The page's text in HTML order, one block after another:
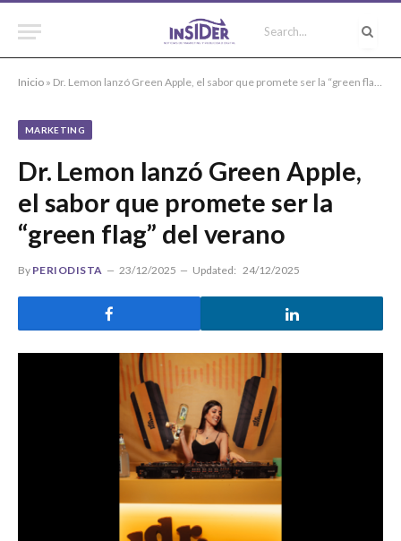
Inicio » Dr. Lemon lanzó Green Apple, el sabor que promete ser la “green flag” del verano
MARKETING
Dr. Lemon lanzó Green Apple,
el sabor que promete ser la
“green flag” del verano
By PERIODISTA 23/12/2025 Updated: 24/12/2025